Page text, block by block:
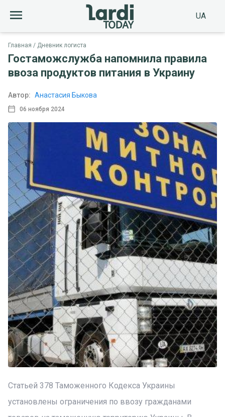
UA
Главная Дневник логиста
Гостаможслужба напомнила правила
ввоза продуктов питания в Украину
06 ноября 2024
Автор: Анастасия Быкова
Статьей 378 Таможенного Кодекса Украины
установлены ограничения по ввозу гражданами